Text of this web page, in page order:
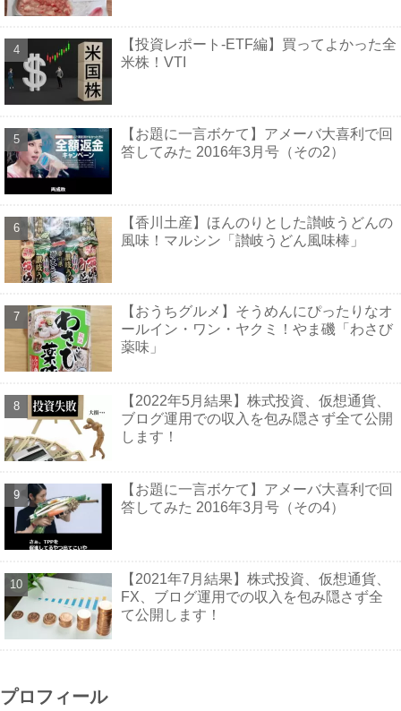
【投資レポート-ETF編】買ってよかった全
米株！VTI
【お題に一言ボケて】アメーバ大喜利で回
答してみた 2016年3月号（その2）
【香川土産】ほんのりとした讃岐うどんの
風味！マルシン「讃岐うどん風味棒」
【おうちグルメ】そうめんにぴったりなオ
ールイン・ワン・ヤクミ！やま磯「わさび
薬味」
【2022年5月結果】株式投資、仮想通貨、
ブログ運用での収入を包み隠さず全て公開
します！
【お題に一言ボケて】アメーバ大喜利で回
答してみた 2016年3月号（その4）
【2021年7月結果】株式投資、仮想通貨、
FX、ブログ運用での収入を包み隠さず全
て公開します！
プロフィール